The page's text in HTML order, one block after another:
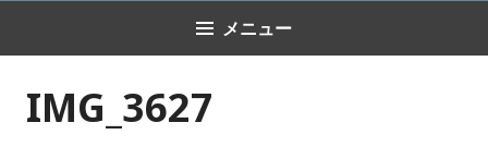
メニュー
IMG_3627